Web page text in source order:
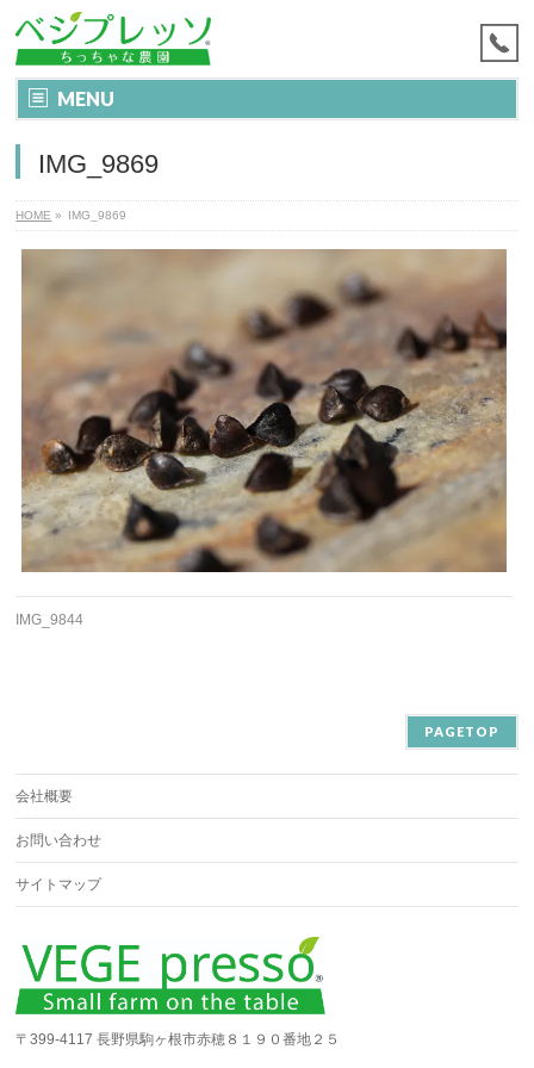
MENU
IMG_9869
HOME » IMG_9869
IMG_9844
PAGETOP
会社概要
お問い合わせ
サイトマップ
〒399-4117 長野県駒ヶ根市赤穂８１９０番地２５